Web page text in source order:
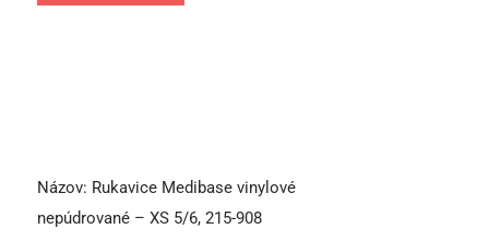
Názov: Rukavice Medibase vinylové
nepúdrované – XS 5/6, 215-908